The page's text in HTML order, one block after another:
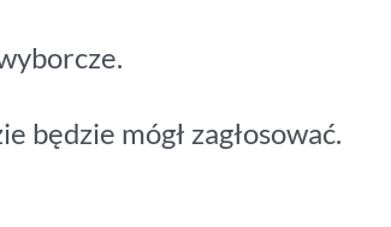
będzie mógł zagłosować.